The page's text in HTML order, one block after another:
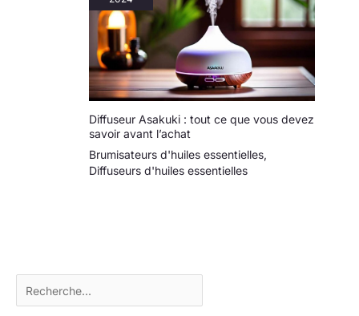
pas 100 % satisfait
de la performance
de nos produits,
nous vous
promettons de
vous fournir un
remplacement ou
complet.
Diffuseur Asakuki : tout ce que vous devez
savoir avant l’achat
Brumisateurs d'huiles essentielles,
Diffuseurs d'huiles essentielles